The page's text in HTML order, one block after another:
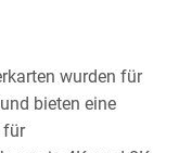
wurden für
bieten eine
für